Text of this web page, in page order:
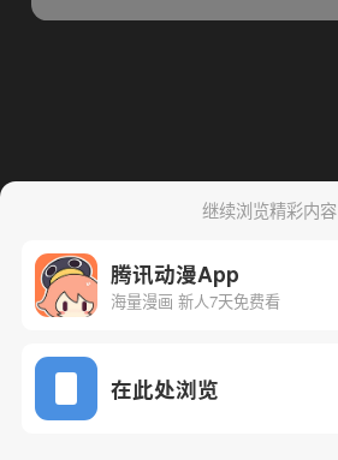
继续浏览精彩内容
腾讯动漫App
海量漫画 新人7天免费看
在此处浏览